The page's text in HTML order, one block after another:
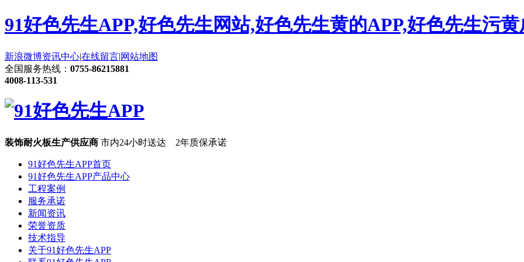
91好色先生APP,好色先生网站,好色先生黄的APP,好色先生污
新浪微博资讯中心|在线留言|网站地图
全国服务热线： 0755-86215881
4008-113-531
装饰耐火板生产供应商 市内24小时送达 2年质保承诺
91好色先生APP首页
91好色先生APP产品中心
工程案例
服务承诺
新闻资讯
荣誉资质
技术指导
关于91好色先生APP